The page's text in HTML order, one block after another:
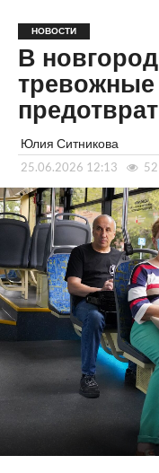
НОВОСТИ
В
тревожные
Юлия Ситникова
25.06.2026 12:13 52